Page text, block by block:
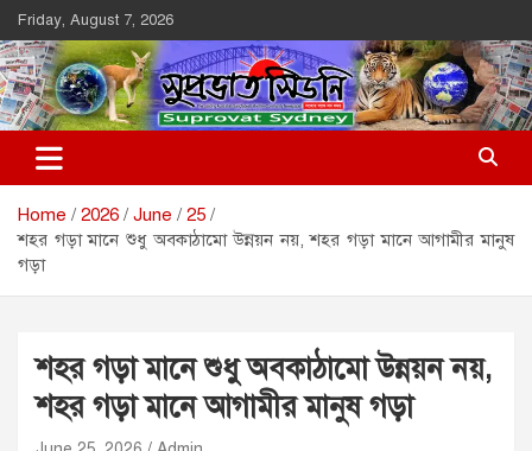
Skip
to
content
Friday, August 7, 2026
Suprovat Sydney
The Leading Bangladesh Community Newspaper In Australia
Home 2026 June
25
শহর গড়া মানে শুধু অবকাঠামো উন্নয়ন নয়, শহর গড়া মানে আগামীর মানুষ
গড়া
শহর গড়া মানে শুধু অবকাঠামো উন্নয়ন নয়,
শহর গড়া মানে আগামীর মানুষ গড়া